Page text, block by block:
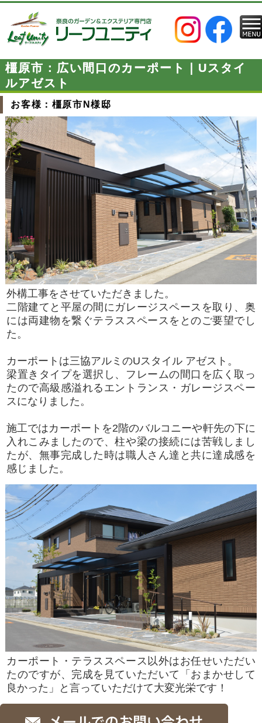
橿原市：広い間口のカーポート｜Uスタイ
ルアゼスト
お客様：橿原市N様邸
外構工事をさせていただきました。
二階建てと平屋の間にガレージスペースを取り、奥
には両建物を繋ぐテラススペースをとのご要望でし
た。
カーポートは三協アルミのUスタイル アゼスト。
梁置きタイプを選択し、フレームの間口を広く取っ
たので高級感溢れるエントランス・ガレージスペー
スになりました。
施工ではカーポートを2階のバルコニーや軒先の下に
入れこみましたので、柱や梁の接続には苦戦しまし
たが、無事完成した時は職人さん達と共に達成感を
感じました。
カーポート・テラススペース以外はお任せいただい
たのですが、完成を見ていただいて「おまかせして
良かった」と言っていただけて大変光栄です！